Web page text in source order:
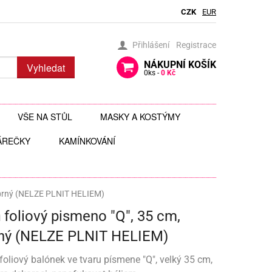
CZK EUR
Přihlášení Registrace
NÁKUPNÍ KOŠÍK
0 ks - 0 Kč
Vyhledat
VŠE NA STŮL
BRČKA
JEDLÉ ZDOBENÍ
JEDNORÁZOVÉ PŘÍBORY
KELÍMKY A POHÁRKYPOHÁRKY NA ZÁKUSKY
TÉMATICKÉ KELÍMKY
KOŠÍČKY NA MUFFINY
MASKY A KOSTÝMY
FOTODOPLŇKY, FOTOKOUTEK
KLOBOUKY, ČEPICE
KOSTÝMY
MASKY
AROMA NA SLIZ
KAMÍNKOVÁNÍ
(NELZE PLNIT HELIEM)
foliový pismeno "Q", 35 cm,
(NELZE PLNIT HELIEM)
balónek ve tvaru písmene "Q", velký 35 cm,